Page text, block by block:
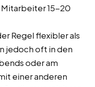
15-20
Regel flexibler als
jedoch oft in den
oder am
einer anderen